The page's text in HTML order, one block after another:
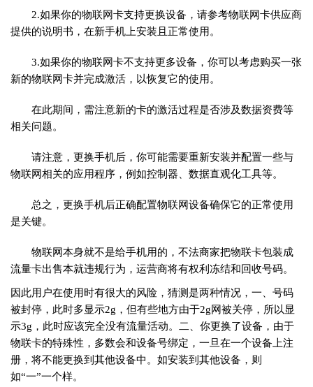
2.如果你的物联网卡支持更换设备，请参考物联网卡供应商
提供的说明书，在新手机上安装且正常使用。
3.如果你的物联网卡不支持更多设备，你可以考虑购买一张
新的物联网卡并完成激活，以恢复它的使用。
在此期间，需注意新的卡的激活过程是否涉及数据资费等
相关问题。
请注意，更换手机后，你可能需要重新安装并配置一些与
物联网相关的应用程序，例如控制器、数据直观化工具等。
总之，更换手机后正确配置物联网设备确保它的正常使用
是关键。
物联网本身就不是给手机用的，不法商家把物联卡包装成
流量卡出售本就违规行为，运营商将有权利冻结和回收号码。
因此用户在使用时有很大的风险，猜测是两种情况，一、号码
被封停，此时多显示2g，但有些地方由于2g网被关停，所以显
示3g，此时应该完全没有流量活动。二、你更换了设备，由于
物联卡的特殊性，多数会和设备号绑定，一旦在一个设备上注
册，将不能更换到其他设备中。如安装到其他设备，则
如“一”一个样。